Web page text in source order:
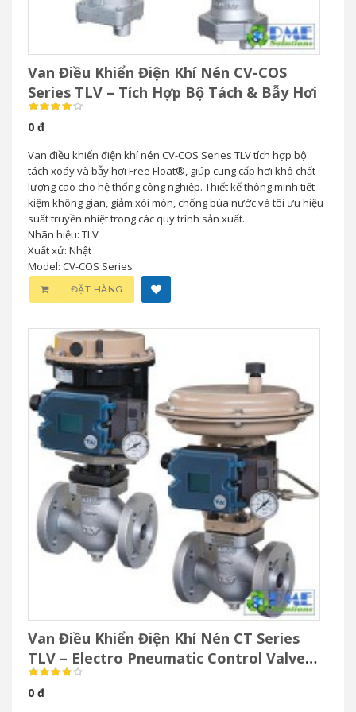
Van Điều Khiển Điện Khí Nén CV-COS
Series TLV – Tích Hợp Bộ Tách & Bẫy Hơi
0 đ
Van điều khiển điện khí nén CV-COS Series TLV tích hợp bộ
tách xoáy và bẫy hơi Free Float®, giúp cung cấp hơi khô chất
lượng cao cho hệ thống công nghiệp. Thiết kế thông minh tiết
kiệm không gian, giảm xói mòn, chống búa nước và tối ưu hiệu
suất truyền nhiệt trong các quy trình sản xuất.
Nhãn hiệu: TLV
Xuất xứ: Nhật
Model: CV-COS Series
ĐẶT HÀNG
Van Điều Khiển Điện Khí Nén CT Series
TLV – Electro Pneumatic Control Valve
Cho Hơi Nước
0 đ